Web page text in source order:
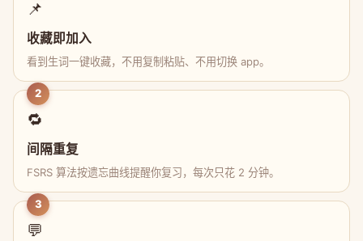
📌
收藏即加入
看到生词一键收藏，不用复制粘贴、不用切换 app。
2
🔁
间隔重复
FSRS 算法按遗忘曲线提醒你复习，每次只花 2 分钟。
3
💬